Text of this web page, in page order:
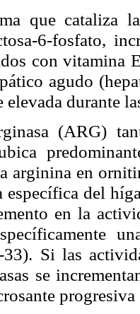
que cataliza
6-fosfato,
con vitamina
agudo
elevada durante
(ARG)
arginina en
específica del
en la
33). Si las
se